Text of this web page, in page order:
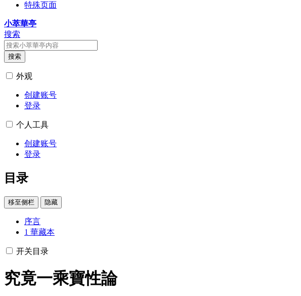
特殊页面
小萃華亭
搜索
搜索
外观
创建账号
登录
个人工具
创建账号
登录
目录
移至侧栏 隐藏
序言
1 華藏本
开关目录
究竟一乘寶性論